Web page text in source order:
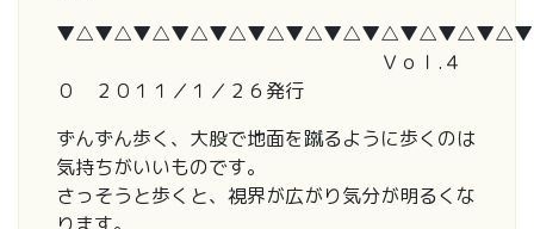
Ｖｏｌ.４
０ ２０１１／１／２６発行
ずんずん歩く、大股で地面を蹴るように歩くのは
気持ちがいいものです。
さっそうと歩くと、視界が広がり気分が明るくな